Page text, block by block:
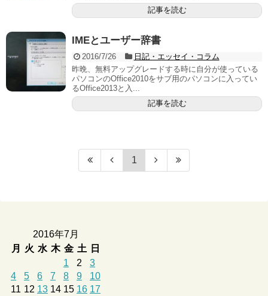
記事を読む
IMEとユーザー辞書
2016/7/26
日記・エッセイ・コラム
昨晩、無料アップグレードする時に自分が使っている
パソコンのOffice2010をサブ用のパソコンに入ってい
るOffice2013と入...
記事を読む
1
2016年7月
月
火 水 木 金 土
日
1
2
3
4
5 6 7 8 9
10
11 12 13 14 15 16 17